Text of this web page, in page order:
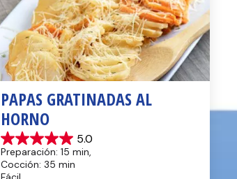
PAPAS GRATINADAS AL
HORNO
5.0
5.0
de
5
Preparación: 15 min,
Cocción: 35 min